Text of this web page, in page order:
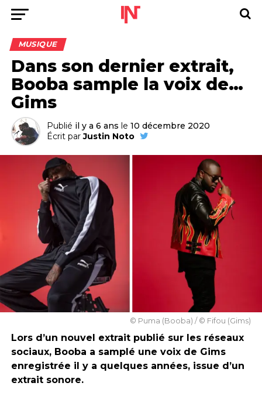
MUSIQUE
Dans son dernier extrait,
Booba sample la voix de…
Gims
Publié il y a 6 ans le 10 décembre 2020
Écrit par Justin Noto
© Puma (Booba) / © Fifou (Gims)
Lors d’un nouvel extrait publié sur les réseaux
sociaux, Booba a samplé une voix de Gims
enregistrée il y a quelques années, issue d’un
extrait sonore.